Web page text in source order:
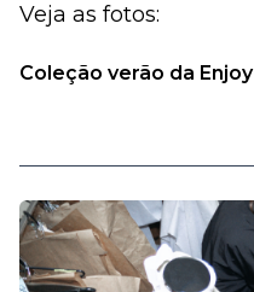
Veja as fotos:
Coleção verão da Enjoy